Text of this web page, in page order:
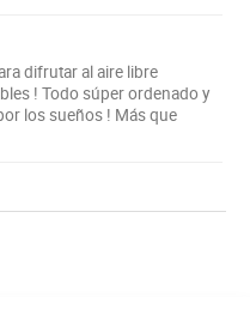
difrutar al aire libre
! Todo súper ordenado y
los sueños ! Más que